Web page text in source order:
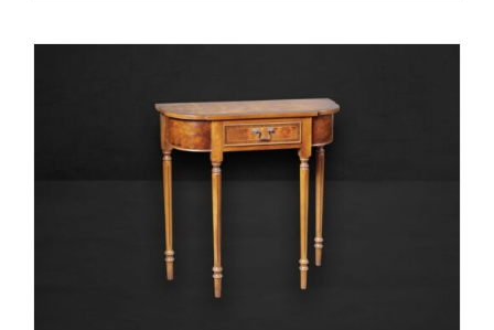
mehrere
Die
Optionen
können
auf
der
Produktseite
gewählt